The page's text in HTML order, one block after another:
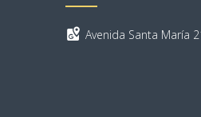
Avenida Santa María